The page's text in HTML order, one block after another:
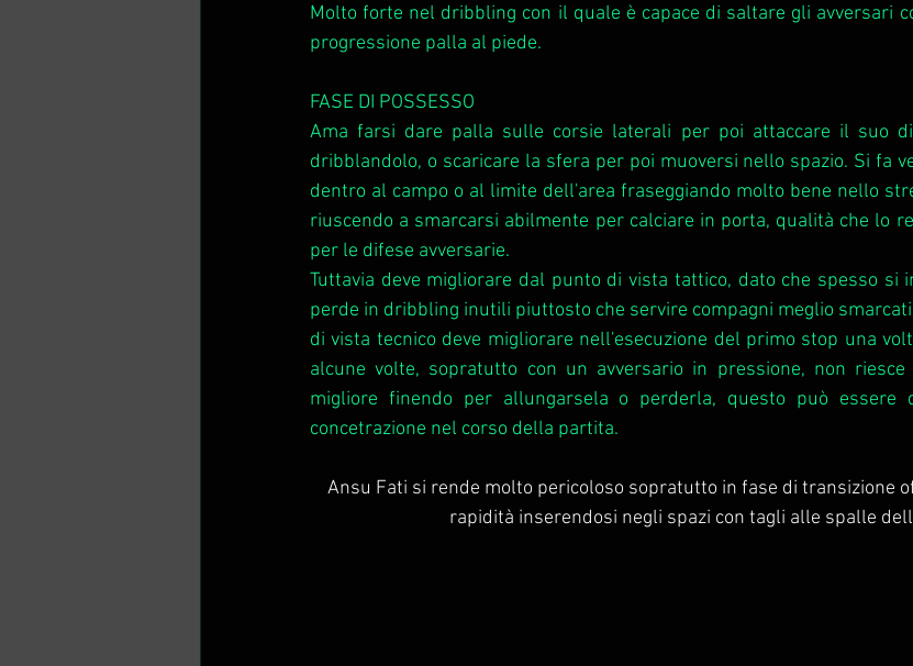
Molto forte nel dribbling con il quale è capace di saltare gli avversari
progressione palla al piede.
FASE DI POSSESSO
Ama farsi dare palla sulle corsie laterali per poi attaccare il suo
dribblandolo, o scaricare la sfera per poi muoversi nello spazio. Si fa
dentro al campo o al limite dell'area fraseggiando molto bene nello
riuscendo a smarcarsi abilmente per calciare in porta, qualità che lo
per le difese avversarie.
Tuttavia deve migliorare dal punto di vista tattico, dato che spesso si
perde in dribbling inutili piuttosto che servire compagni meglio
di vista tecnico deve migliorare nell'esecuzione del primo stop una
alcune volte, sopratutto con un avversario in pressione, non
migliore finendo per allungarsela o perderla, questo può essere
concetrazione nel corso della partita.
Ansu Fati si rende molto pericoloso sopratutto in fase di transizione
rapidità inserendosi negli spazi con tagli alle spalle